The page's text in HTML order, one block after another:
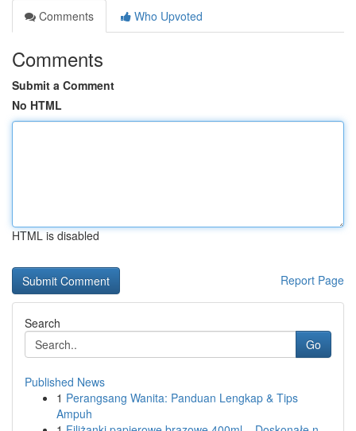
Comments
Who Upvoted
Comments
Submit a Comment
No HTML
HTML is disabled
Report Page
Search
Go
Published News
1 Perangsang Wanita: Panduan Lengkap & Tips
Ampuh